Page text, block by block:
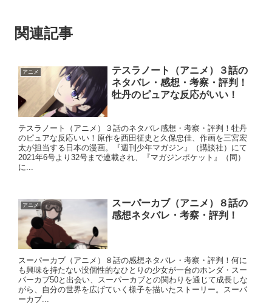
関連記事
アニメ
テスラノート（アニメ）３話の
ネタバレ・感想・考察・評判！
牡丹のピュアな反応がいい！
テスラノート（アニメ）３話のネタバレ感想・考察・評判！牡丹
のピュアな反応いい！原作を西田征史と久保忠佳、作画を三宮宏
太が担当する日本の漫画。『週刊少年マガジン』（講談社）にて
2021年6号より32号まで連載され、『マガジンポケット』（同）
に...
アニメ
スーパーカブ（アニメ）８話の
感想ネタバレ・考察・評判！
スーパーカブ（アニメ）８話の感想ネタバレ・考察・評判！何に
も興味を持たない没個性的なひとりの少女が一台のホンダ・スー
パーカブ50と出会い、スーパーカブとの関わりを通じて成長しな
がら、自分の世界を広げていく様子を描いたストーリー。スーパ
ーカブ...